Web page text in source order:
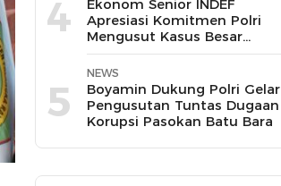
4
Ekonom Senior INDEF
Apresiasi Komitmen Polri
Mengusut Kasus Besar
hingga Tuntas
5
NEWS
Boyamin Dukung Polri Gelar
Pengusutan Tuntas Dugaan
Korupsi Pasokan Batu Bara